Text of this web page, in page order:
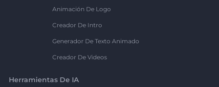
Animación De Logo
Creador De Intro
Generador De Texto Animado
Creador De Videos
Herramientas De IA